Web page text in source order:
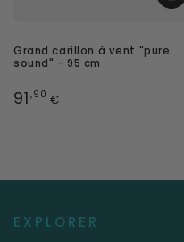
Grand carillon à vent "pure
sound" - 95 cm
Prix
91 ,90 €
EXPLORER